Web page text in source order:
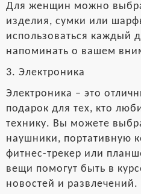
Для женщин можно
изделия, сумки или
использоваться каждый
напоминать о вашем
3. Электроника
Электроника – это
подарок для тех, кто
технику. Вы можете
наушники, портативную
фитнес-трекер или
вещи помогут быть в
новостей и развлечений.